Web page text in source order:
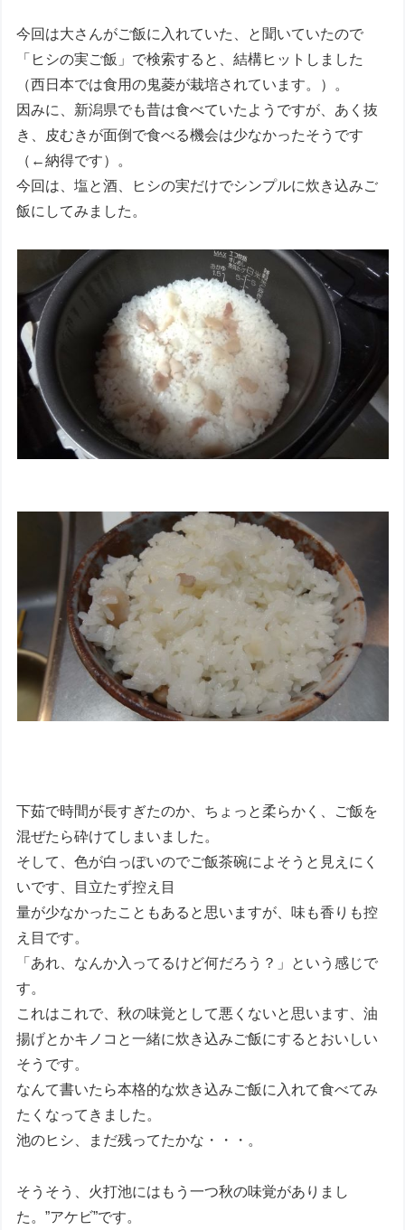
今回は大さんがご飯に入れていた、と聞いていたので
「ヒシの実ご飯」で検索すると、結構ヒットしました
（西日本では食用の鬼菱が栽培されています。）。
因みに、新潟県でも昔は食べていたようですが、あく抜
き、皮むきが面倒で食べる機会は少なかったそうです
（←納得です）。
今回は、塩と酒、ヒシの実だけでシンプルに炊き込みご
飯にしてみました。
下茹で時間が長すぎたのか、ちょっと柔らかく、ご飯を
混ぜたら砕けてしまいました。
そして、色が白っぽいのでご飯茶碗によそうと見えにく
いです、目立たず控え目
量が少なかったこともあると思いますが、味も香りも控
え目です。
「あれ、なんか入ってるけど何だろう？」という感じで
す。
これはこれで、秋の味覚として悪くないと思います、油
揚げとかキノコと一緒に炊き込みご飯にするとおいしい
そうです。
なんて書いたら本格的な炊き込みご飯に入れて食べてみ
たくなってきました。
池のヒシ、まだ残ってたかな・・・。
そうそう、火打池にはもう一つ秋の味覚がありまし
た。”アケビ”です。